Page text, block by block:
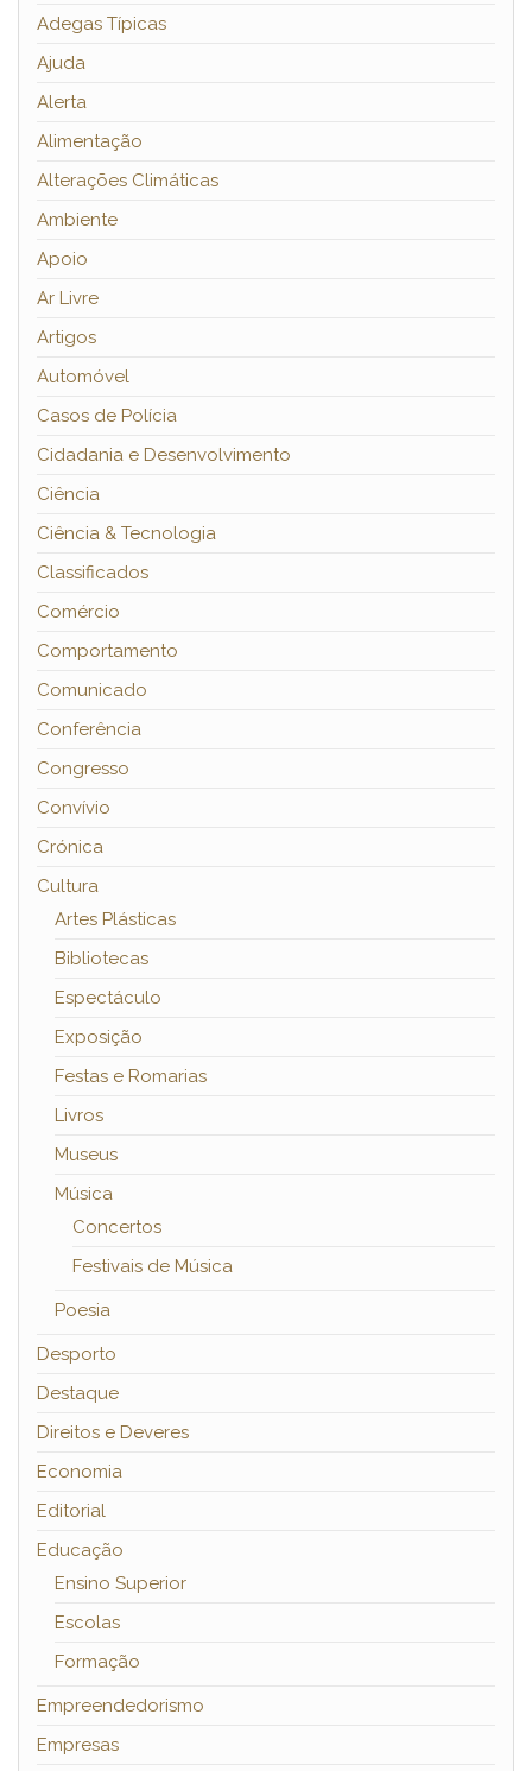
Adegas Típicas
Ajuda
Alerta
Alimentação
Alterações Climáticas
Ambiente
Apoio
Ar Livre
Artigos
Automóvel
Casos de Polícia
Cidadania e Desenvolvimento
Ciência
Ciência & Tecnologia
Classificados
Comércio
Comportamento
Comunicado
Conferência
Congresso
Convívio
Crónica
Cultura
Artes Plásticas
Bibliotecas
Espectáculo
Exposição
Festas e Romarias
Livros
Museus
Música
Concertos
Festivais de Música
Poesia
Desporto
Destaque
Direitos e Deveres
Economia
Editorial
Educação
Ensino Superior
Escolas
Formação
Empreendedorismo
Empresas